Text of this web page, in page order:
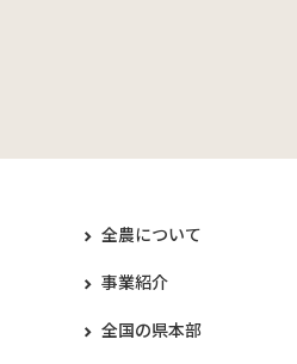
全農について
事業紹介
全国の県本部